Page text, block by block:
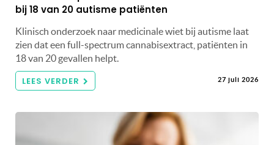
bij 18 van 20 autisme patiënten
Klinisch onderzoek naar medicinale wiet bij autisme laat
zien dat een full-spectrum cannabisextract, patiënten in
18 van 20 gevallen helpt.
LEES VERDER 27 juli 2026